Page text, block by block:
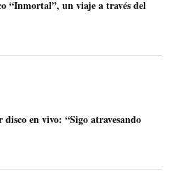
“Inmortal”, un viaje a través del
en vivo: “Sigo atravesando